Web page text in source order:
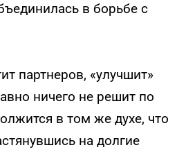
в борьбе с
партнеров, «улучшит»
ничего не решит по
в том же духе, что
на долгие